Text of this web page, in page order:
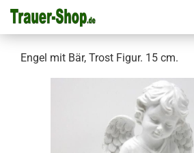
Engel mit Bär, Trost Figur. 15 cm.